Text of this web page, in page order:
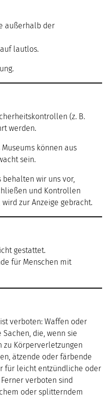
außerhalb der
lautlos.
(z. B.
werden.
können aus
sein.
wir uns vor,
und Kontrollen
zur Anzeige gebracht.
gestattet.
für Menschen mit
verboten: Waffen oder
die, wenn sie
zu Körperverletzungen
ätzende oder färbende
für leicht entzündliche oder
verboten sind
oder splitterndem